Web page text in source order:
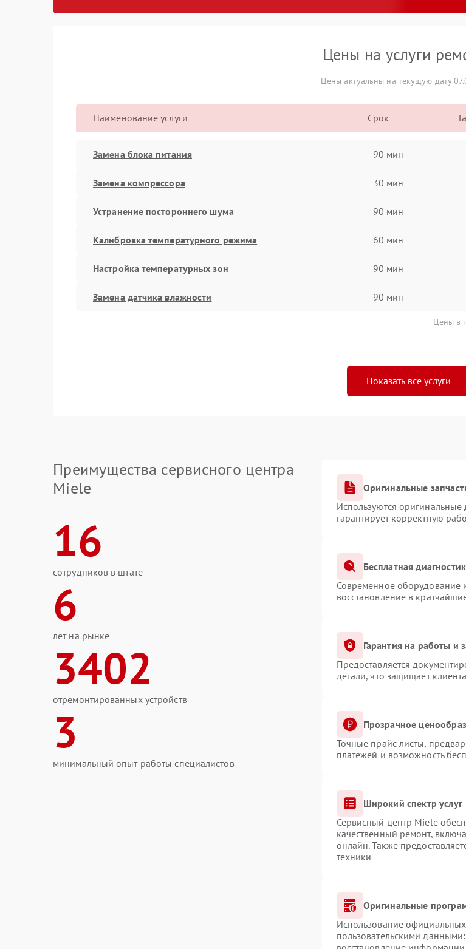
Цены на услуги
Цены актуальны на текущую дату
Наименование услуги Срок
Замена блока питания 90 мин
Замена компрессора 30 мин
Устранение постороннего шума 90 мин
Калибровка температурного режима 60 мин
Настройка температурных зон 90 мин
Замена датчика влажности 90 мин
Цены в
Показать все услуги
Преимущества сервисного центра
Miele
16
сотрудников в штате
6
лет на рынке
3402
отремонтированных устройств
3
минимальный опыт работы специалистов
Оригинальные
Используются
гарантирует корректную
Бесплатная
Современное оборудование
восстановление в
Гарантия на работы и
Предоставляется
детали, что защищает
Прозрачное
Точные прайс-листы,
платежей и возможность
Широкий спектр услуг
Сервисный центр Miele
качественный ремонт,
онлайн. Также
техники
Оригинальные
Использование
пользовательскими